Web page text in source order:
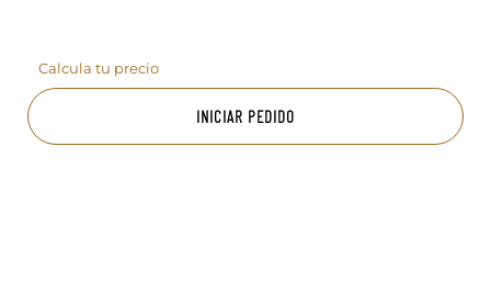
Calcula tu precio
INICIAR PEDIDO